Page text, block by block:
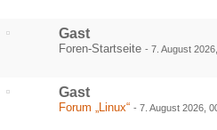
Gast
Foren-Startseite - 7. August
Gast
Forum „Linux“ - 7. August 2026,